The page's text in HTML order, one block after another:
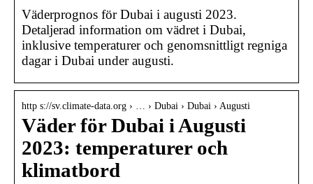
Väderprognos för Dubai i augusti 2023.
Detaljerad information om vädret i Dubai,
inklusive temperaturer och genomsnittligt regniga
dagar i Dubai under augusti.
http s://sv.climate-data.org › … › Dubai › Dubai › Augusti
Väder för Dubai i Augusti
2023: temperaturer och
klimatbord